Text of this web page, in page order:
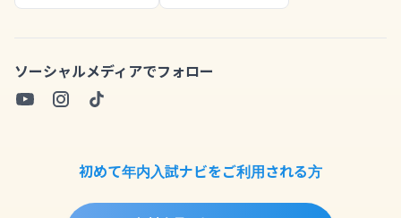
ソーシャルメディアでフォロー
初めて年内入試ナビをご利用される方